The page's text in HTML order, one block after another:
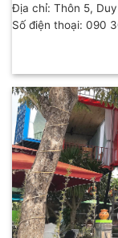
Địa chỉ: Thôn 5,
Số điện thoại: 090